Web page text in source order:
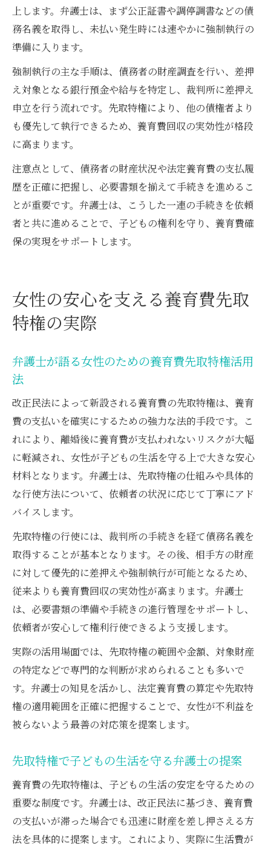
上します。弁護士は、まず公正証書や調停調書などの債
務名義を取得し、未払い発生時には速やかに強制執行の
準備に入ります。
強制執行の主な手順は、債務者の財産調査を行い、差押
え対象となる銀行預金や給与を特定し、裁判所に差押え
申立を行う流れです。先取特権により、他の債権者より
も優先して執行できるため、養育費回収の実効性が格段
に高まります。
注意点として、債務者の財産状況や法定養育費の支払履
歴を正確に把握し、必要書類を揃えて手続きを進めるこ
とが重要です。弁護士は、こうした一連の手続きを依頼
者と共に進めることで、子どもの権利を守り、養育費確
保の実現をサポートします。
女性の安心を支える養育費先取
特権の実際
弁護士が語る女性のための養育費先取特権活用
法
改正民法によって新設される養育費の先取特権は、養育
費の支払いを確実にするための強力な法的手段です。こ
れにより、離婚後に養育費が支払われないリスクが大幅
に軽減され、女性が子どもの生活を守る上で大きな安心
材料となります。弁護士は、先取特権の仕組みや具体的
な行使方法について、依頼者の状況に応じて丁寧にアド
バイスします。
先取特権の行使には、裁判所の手続きを経て債務名義を
取得することが基本となります。その後、相手方の財産
に対して優先的に差押えや強制執行が可能となるため、
従来よりも養育費回収の実効性が高まります。弁護士
は、必要書類の準備や手続きの進行管理をサポートし、
依頼者が安心して権利行使できるよう支援します。
実際の活用場面では、先取特権の範囲や金額、対象財産
の特定などで専門的な判断が求められることも多いで
す。弁護士の知見を活かし、法定養育費の算定や先取特
権の適用範囲を正確に把握することで、女性が不利益を
被らないよう最善の対応策を提案します。
先取特権で子どもの生活を守る弁護士の提案
養育費の先取特権は、子どもの生活の安定を守るための
重要な制度です。弁護士は、改正民法に基づき、養育費
の支払いが滞った場合でも迅速に財産を差し押さえる方
法を具体的に提案します。これにより、実際に生活費が